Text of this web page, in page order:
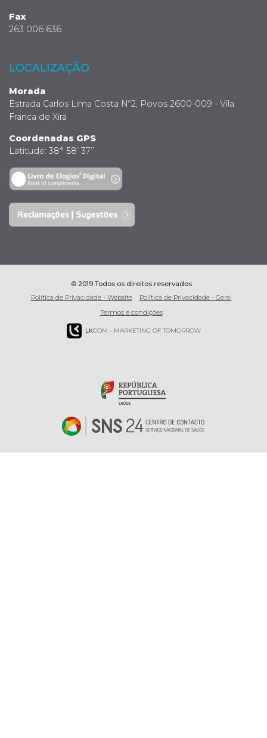
Fax
263 006 636
LOCALIZAÇÃO
Morada
Estrada Carlos Lima Costa Nº2, Povos 2600-009 - Vila
Franca de Xira
Coordenadas GPS
Latitude: 38° 58’ 37’’
© 2019 Todos os direitos reservados
Política de Privacidade - Website
Política de Privacidade - Geral
Termos e condições
LKCOM - MARKETING OF TOMORROW